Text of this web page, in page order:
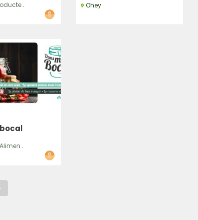
Ohey
›